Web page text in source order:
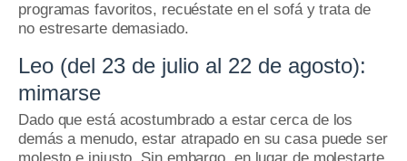
programas favoritos, recuéstate en el sofá y trata de
no estresarte demasiado.
Leo (del 23 de julio al 22 de agosto):
mimarse
Dado que está acostumbrado a estar cerca de los
demás a menudo, estar atrapado en su casa puede ser